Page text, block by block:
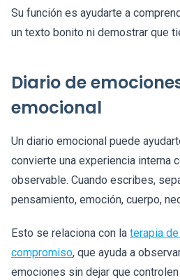
Su función es ayudarte a
un texto bonito ni demostrar que
Diario de
emocional
Un diario emocional puede
convierte una experiencia interna
observable. Cuando escribes,
pensamiento, emoción, cuerpo,
Esto se relaciona con la terapia
compromiso, que ayuda a
emociones sin dejar que